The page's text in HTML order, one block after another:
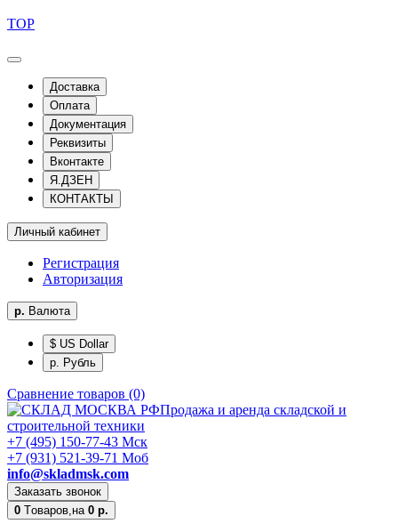
TOP
Доставка
Оплата
Документация
Реквизиты
Вконтакте
Я.ДЗЕН
КОНТАКТЫ
Личный кабинет
Регистрация
Авторизация
р. Валюта
$ US Dollar
р. Рубль
Сравнение товаров (0)
Продажа и аренда складской и
строительной техники
+7 (495) 150-77-43 Мск
+7 (931) 521-39-71 Моб
info@skladmsk.com
Заказать звонок
0 Tоваров,на 0 р.